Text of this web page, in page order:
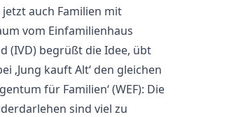
auch Familien mit
vom Einfamilienhaus
(IVD) begrüßt die Idee, übt
‚Jung kauft Alt‘ den gleichen
für Familien‘ (WEF): Die
sind viel zu